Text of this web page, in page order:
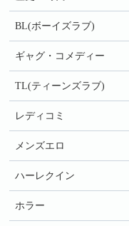
BL(ボーイズラブ)
ギャグ・コメディー
TL(ティーンズラブ)
レディコミ
メンズエロ
ハーレクイン
ホラー